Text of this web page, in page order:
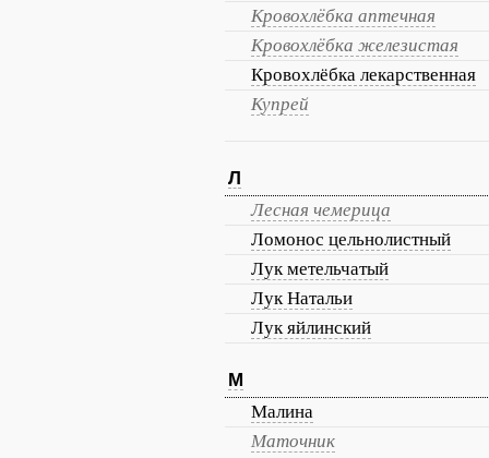
Кровохлёбка аптечная
Кровохлёбка железистая
Кровохлёбка лекарственная
Купрей
Л
Лесная чемерица
Ломонос цельнолистный
Лук метельчатый
Лук Натальи
Лук яйлинский
М
Малина
Маточник